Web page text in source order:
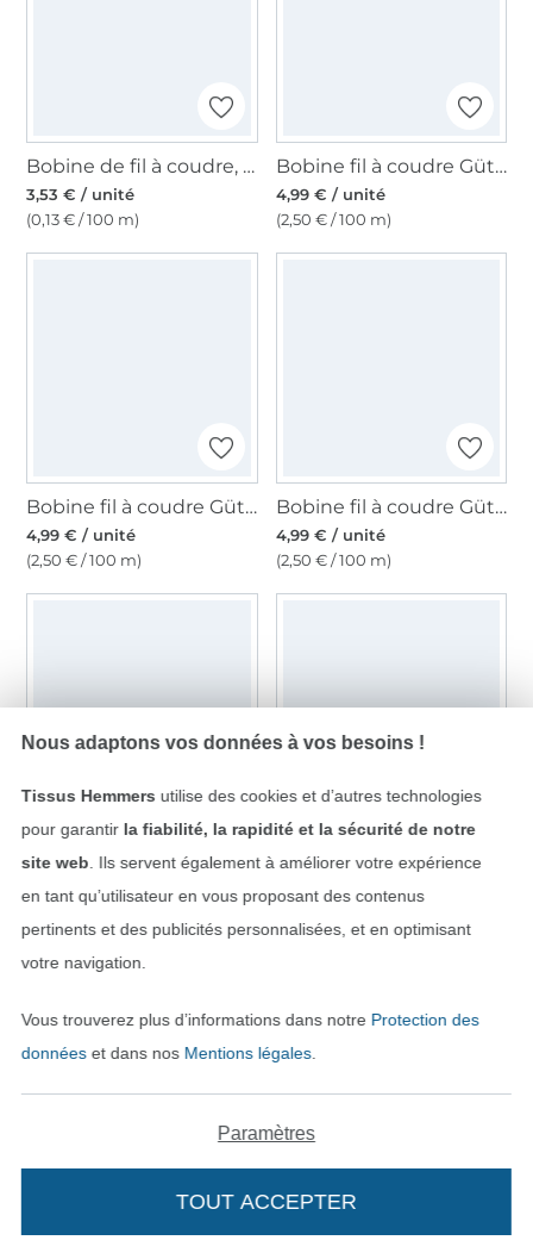
Bobine de fil à coudre, fil surjeteuse, noir
3,53 € / unité
(0,13 € / 100 m)
Bobine fil à coudre Gütermann 200m polyester, (286) jaune or
4,99 € / unité
(2,50 € / 100 m)
Bobine fil à coudre Gütermann 200m polyester, (473) vieux rose
4,99 € / unité
(2,50 € / 100 m)
Bobine fil à coudre Gütermann 200m polyester, (982) orange pâle
4,99 € / unité
(2,50 € / 100 m)
(2,50 € / 100 m)
(5,50 € / 100 m)
(3,26 € / 100 m)
(0,92 € / 100 m)
Nous adaptons vos données à vos besoins !
Tissus Hemmers utilise des cookies et d’autres technologies
pour garantir la fiabilité, la rapidité et la sécurité de notre
site web . Ils servent également à améliorer votre expérience
en tant qu’utilisateur en vous proposant des contenus
pertinents et des publicités personnalisées, et en optimisant
votre navigation.
Vous trouverez plus d’informations dans notre Protection des
donnéeset dans nos Mentions légales.
Paramètres
TOUT ACCEPTER